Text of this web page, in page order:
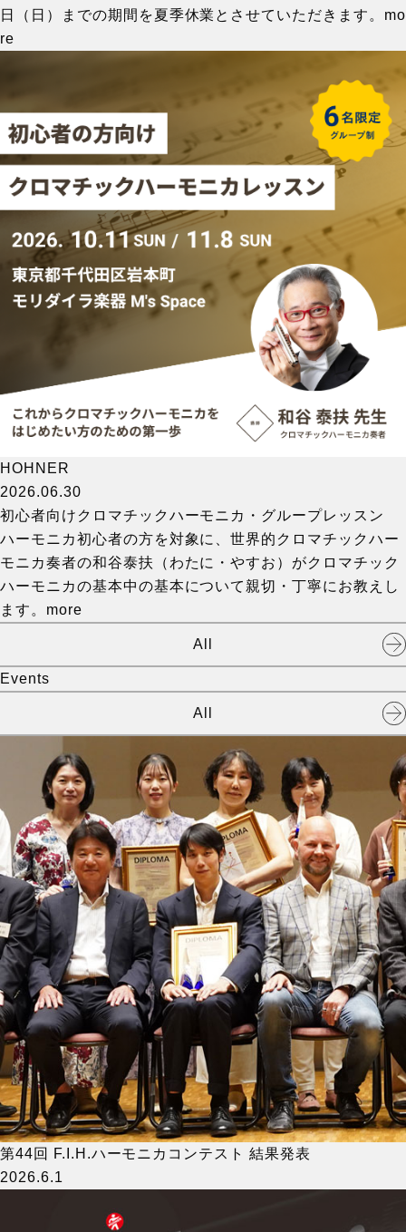
日（日）までの期間を夏季休業とさせていただきます。 mo
re
HOHNER
2026.06.30
初心者向けクロマチックハーモニカ・グループレッスン
ハーモニカ初心者の方を対象に、世界的クロマチックハー
モニカ奏者の和谷泰扶（わたに・やすお）がクロマチック
ハーモニカの基本中の基本について親切・丁寧にお教えし
ます。 more
All
Events
All
第44回 F.I.H.ハーモニカコンテスト 結果発表
2026.6.1